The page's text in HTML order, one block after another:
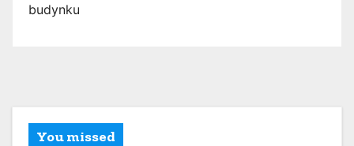
budynku
You missed